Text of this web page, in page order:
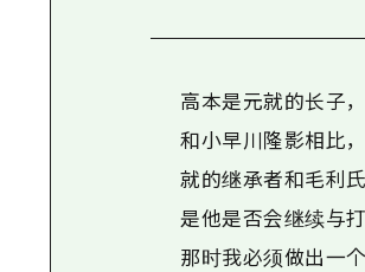
高本是元就的长子
和小早川隆影相比
就的继承者和毛利
是他是否会继续与
那时我必须做出一